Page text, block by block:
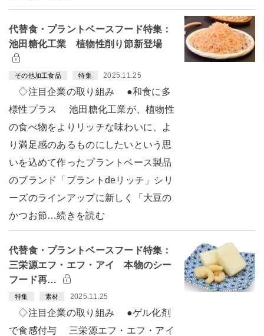
代替食・プラントベースフード特集：
池田糖化工業 植物性削り節新登場
その他加工食品 特集 2025.11.25
◇注目企業の取り組み ●和食に多
様性プラス 池田糖化工業が、植物性
の食べ物をよりリッチな味わいに、よ
り満足感のあるものにしたいという思
いを込めて作ったプラントベース製品
のブランド「プラントdeリッチ」シリ
ーズのラインアップに新しく「大豆の
かつお節…続きを読む
代替食・プラントベースフード特集：
三栄源エフ・エフ・アイ 本物のシー
フード再…
特集 素材 2025.11.25
◇注目企業の取り組み ●ゲル化剤
で食感付与 三栄源エフ・エフ・アイ